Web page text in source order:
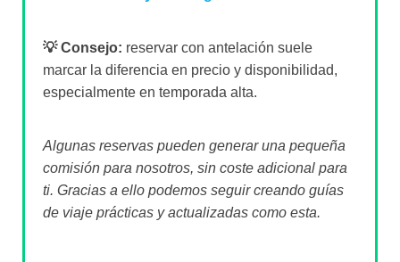
💡 Consejo: reservar con antelación suele
marcar la diferencia en precio y disponibilidad,
especialmente en temporada alta.
Algunas reservas pueden generar una pequeña
comisión para nosotros, sin coste adicional para
ti. Gracias a ello podemos seguir creando guías
de viaje prácticas y actualizadas como esta.